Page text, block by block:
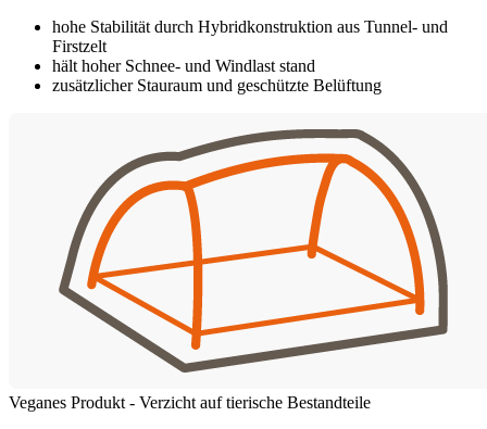
hohe Stabilität durch Hybridkonstruktion aus Tunnel- und
Firstzelt
hält hoher Schnee- und Windlast stand
zusätzlicher Stauraum und geschützte Belüftung
Veganes Produkt - Verzicht auf tierische Bestandteile